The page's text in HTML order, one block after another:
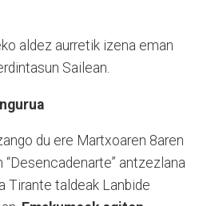
aldez aurretik izena eman
Sailean.
du ere Martxoaren 8aren
“Desencadenarte” antzezlana
Tirante taldeak Lanbide